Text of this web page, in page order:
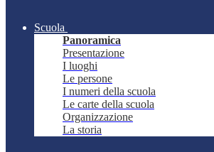
Scuola
Panoramica
Presentazione
I luoghi
Le persone
I numeri della scuola
Le carte della scuola
Organizzazione
La storia